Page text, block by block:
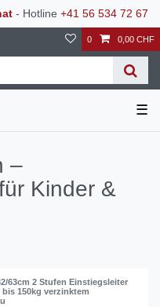
- Hotline +41 56 534 72 67
0 0,00 CHF
☰
–
Kinder &
63cm 2 Stufen Einstiegsleiter
150kg verzinktem